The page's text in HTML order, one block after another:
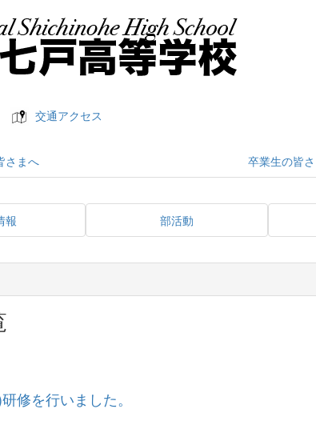
交通アクセス
さまへ 卒業生の皆
報 部活動
修を行いました。